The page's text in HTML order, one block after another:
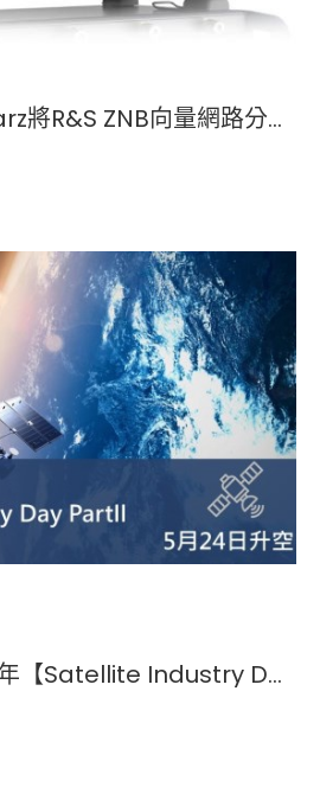
Rohde & Schwarz將R&S ZNB向量網路分析儀系列的最高頻率擴展到43.5 GHz
羅德史瓦茲2022年【Satellite Industry Days - PartyII】線上研討會暨虛擬展覽，重磅來襲